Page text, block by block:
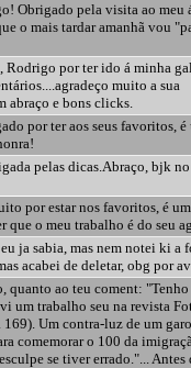
Obrigado pela visita ao meu
o mais tardar amanhã vou
Rodrigo por ter ido á minha
muito a sua
abraço e bons clicks.
por ter aos seus favoritos, é
pelas dicas.Abraço, bjk
por estar nos favoritos, é
que o meu trabalho é do seu
ja sabia, mas nem notei ki a
acabei de deletar, obg por
quanto ao teu coment: "Tenho
um trabalho seu na revista
Um contra-luz de um
comemorar o 100 da
se tiver errado."... Antes